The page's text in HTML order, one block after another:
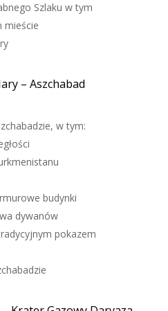
Szlaku w tym
mieście
– Aszchabad
w tym:
budynki
dywanów
pokazem